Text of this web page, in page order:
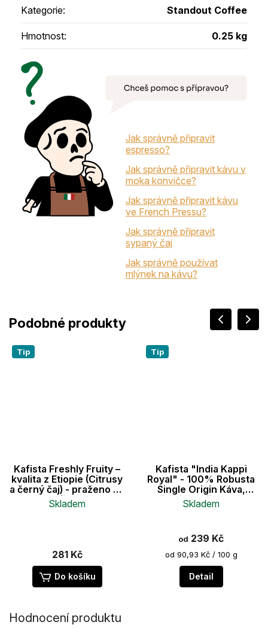
Kategorie: Standout Coffee
Hmotnost: 0.25 kg
Jak správně připravit
espresso?
Jak správně připravit kávu v
moka konvičce?
Jak správně připravit kávu
ve French Pressu?
Jak správně připravit
sypaný čaj
Jak správně používat
mlýnek na kávu?
Tip
Kafista Freshly Fruity –
kvalita z Etiopie (Citrusy
a černý čaj) - praženo na
filtr
Skladem
281 Kč
Do košíku
Tip
Kafista "India Kappi
Royal" - 100% Robusta
Single Origin Káva,
Pražená v Itálii - zrnková
káva ideální na espresso
Skladem
od 239 Kč
Měrná
cena:
od 90,93 Kč / 100 g
Detail
Hodnocení produktu